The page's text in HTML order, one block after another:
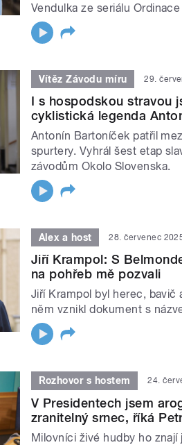
Vendulka ze seriálu
Vítěz Závodu míru 29.
I s hospodskou stravou
cyklistická legenda
Antonín Bartoníček patřil
spurtery. Vyhrál šest etap
závodům Okolo Slovenska.
Alex a host 28. červenec
Jiří Krampol: S
na pohřeb mě pozvali
Jiří Krampol byl herec, bavič
něm vznikl dokument s
Rozhovor s hostem 24.
V Presidentech jsem
zranitelný srnec, říká
Milovníci živé hudby ho